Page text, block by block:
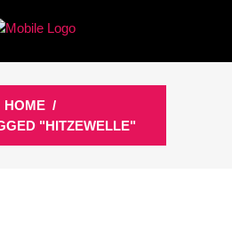
HOME /
"HITZEWELLE"